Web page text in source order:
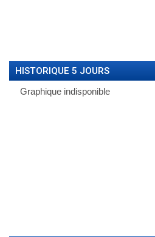
HISTORIQUE 5 JOURS